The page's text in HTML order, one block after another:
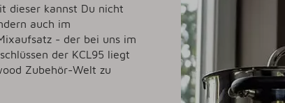
dieser kannst Du nicht
auch im
- der bei uns im
der KCL95 liegt
Zubehör-Welt zu